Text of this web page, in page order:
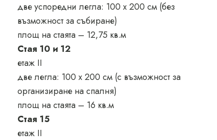
две успоредни легла: 100 х 200 см (без
възможност за събиране)
площ на стаята – 12,75 кв.м
Стая 10 и 12
етаж II
две легла: 100 х 200 см (с възможност за
организиране на спалня)
площ на стаята – 16 кв.м
Стая 15
етаж II